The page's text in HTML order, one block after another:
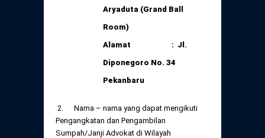
Aryaduta (Grand Ball
Room)
Alamat : Jl.
Diponegoro No. 34
Pekanbaru
2. Nama – nama yang dapat mengikuti
Pengangkatan dan Pengambilan
Sumpah/Janji Advokat di Wilayah